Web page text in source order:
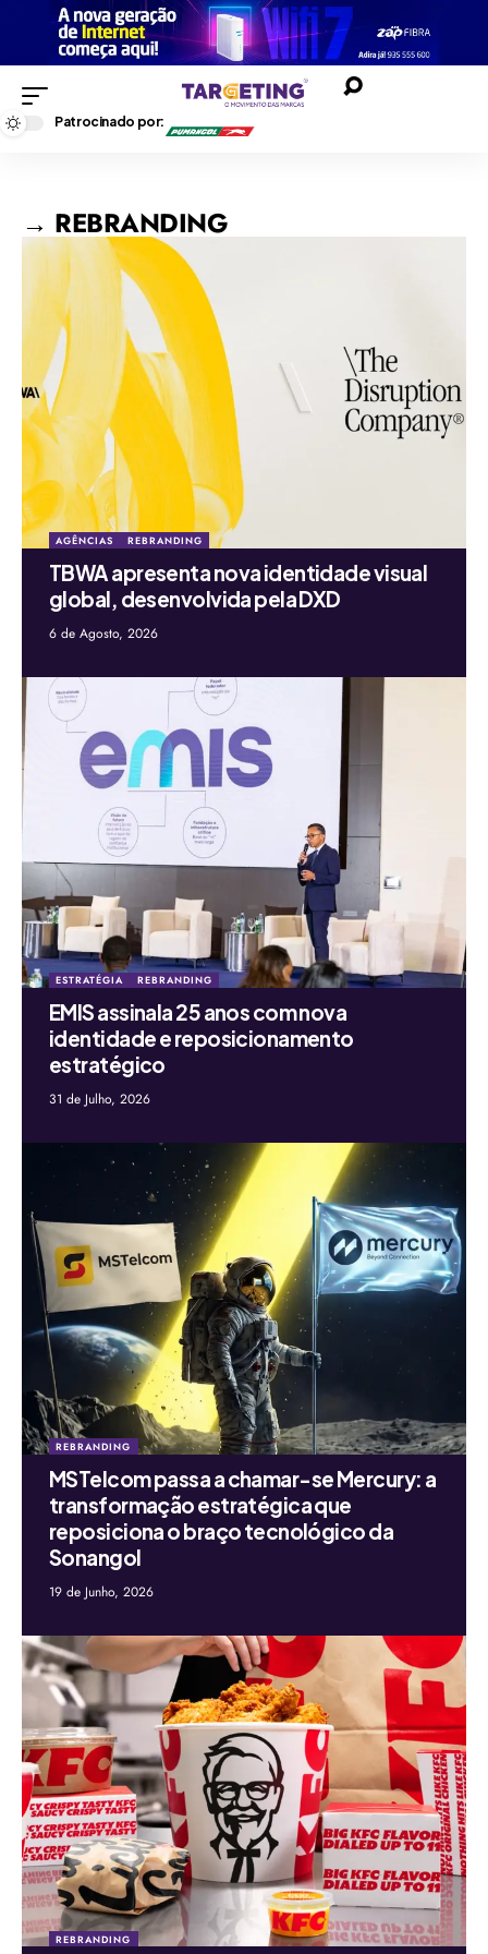
Patrocinado por:
→ REBRANDING
AGÊNCIAS REBRANDING
TBWA apresenta nova identidade visual
global, desenvolvida pela DXD
6 de Agosto, 2026
ESTRATÉGIA REBRANDING
EMIS assinala 25 anos com nova
identidade e reposicionamento
estratégico
31 de Julho, 2026
REBRANDING
MSTelcom passa a chamar-se Mercury: a
transformação estratégica que
reposiciona o braço tecnológico da
Sonangol
19 de Junho, 2026
REBRANDING